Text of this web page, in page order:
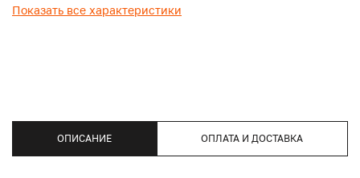
Показать все характеристики
ОПИСАНИЕ ОПЛАТА И ДОСТАВКА